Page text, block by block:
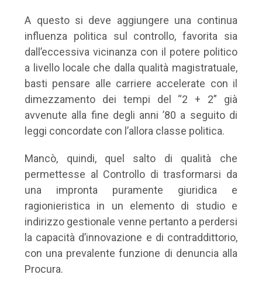
A questo si deve aggiungere una continua
influenza politica sul controllo, favorita sia
dall’eccessiva vicinanza con il potere politico
a livello locale che dalla qualità magistratuale,
basti pensare alle carriere accelerate con il
dimezzamento dei tempi del “2 + 2” già
avvenute alla fine degli anni ’80 a seguito di
leggi concordate con l’allora classe politica.
Mancò, quindi, quel salto di qualità che
permettesse al Controllo di trasformarsi da
una impronta puramente giuridica e
ragionieristica in un elemento di studio e
indirizzo gestionale venne pertanto a perdersi
la capacità d’innovazione e di contraddittorio,
con una prevalente funzione di denuncia alla
Procura.